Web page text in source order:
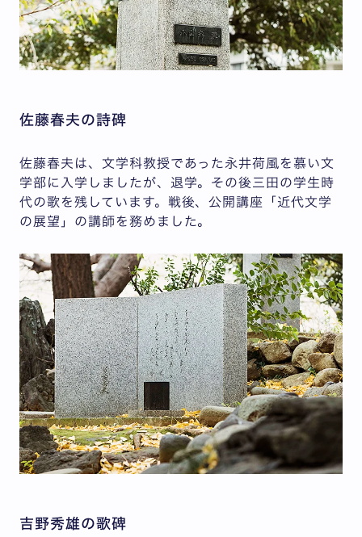
佐藤春夫の詩碑
佐藤春夫は、文学科教授であった永井荷風を慕い文
学部に入学しましたが、退学。その後三田の学生時
代の歌を残しています。戦後、公開講座「近代文学
の展望」の講師を務めました。
吉野秀雄の歌碑